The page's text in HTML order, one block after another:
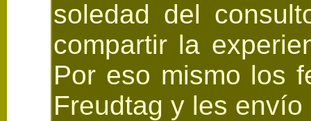
soledad del
compartir la
Por eso mismo los
Freudtag y les